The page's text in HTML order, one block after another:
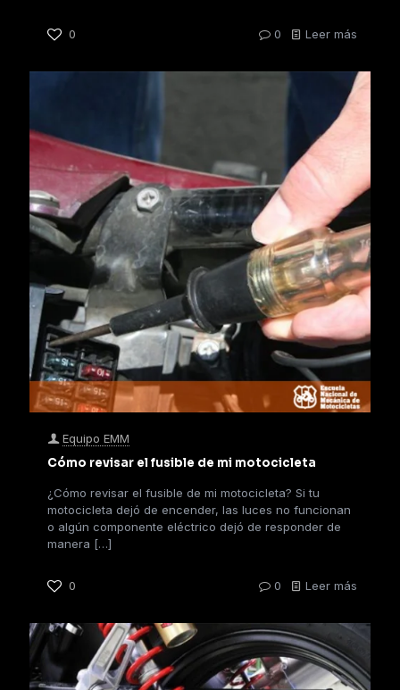
0 0 Leer más
Equipo EMM
Cómo revisar el fusible de mi motocicleta
¿Cómo revisar el fusible de mi motocicleta? Si tu
motocicleta dejó de encender, las luces no funcionan
o algún componente eléctrico dejó de responder de
manera […]
0 0 Leer más